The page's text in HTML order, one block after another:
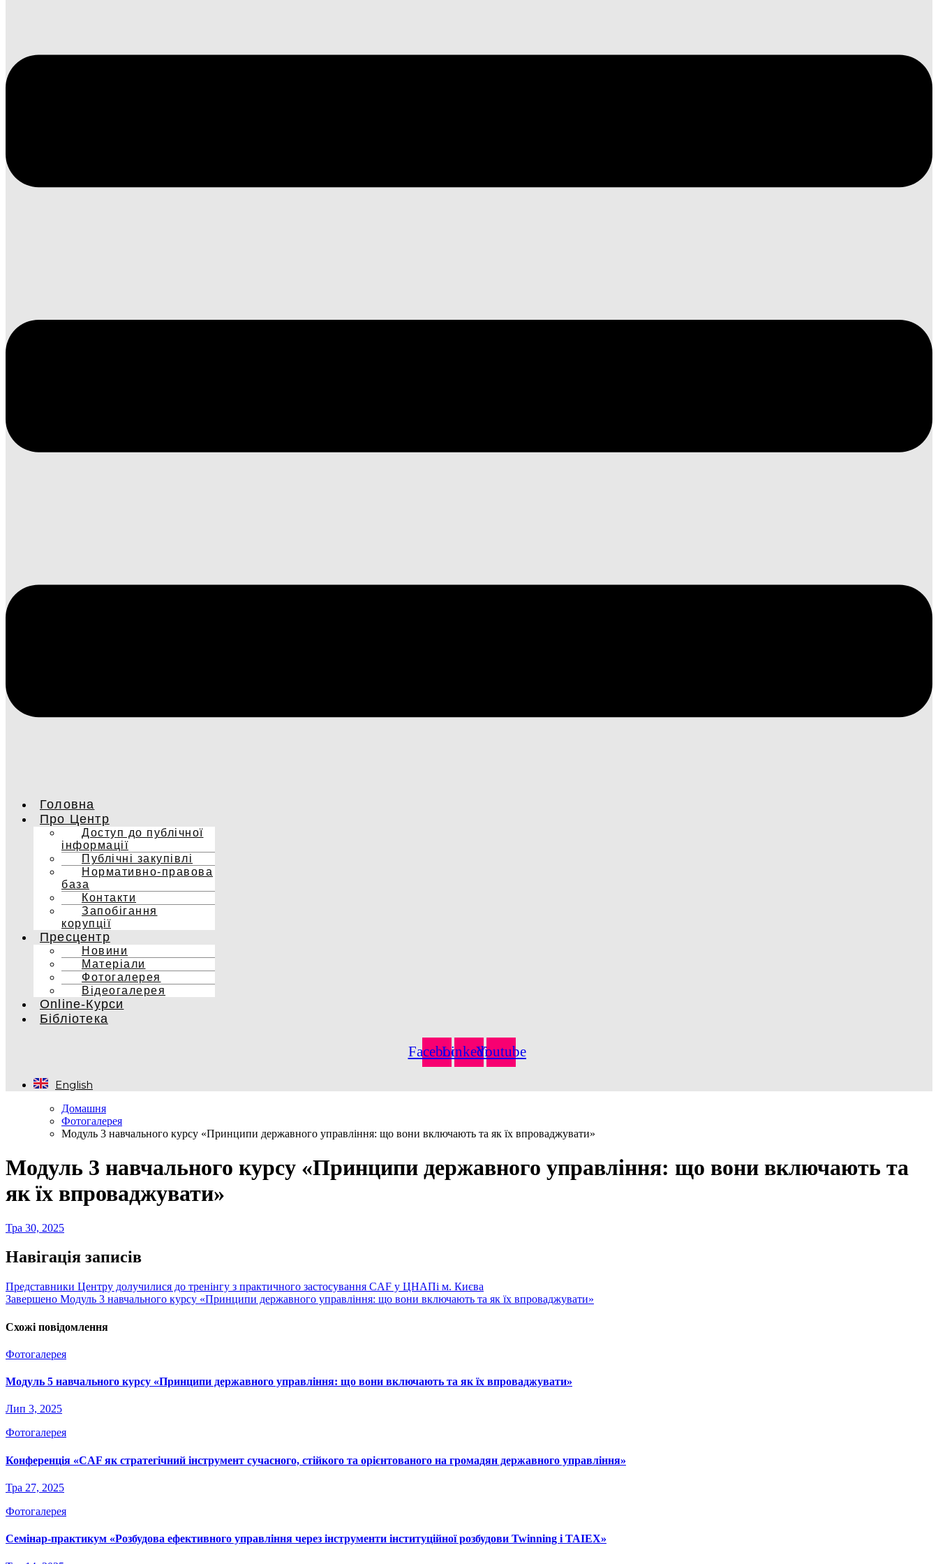
Головна
Про Центр
Доступ до публічної
інформації
Публічні закупівлі
Нормативно-правова
база
Контакти
Запобігання
корупції
Пресцентр
Новини
Матеріали
Фотогалерея
Відеогалерея
Online-Курси
Бібліотека
FacebookLinkedinYoutube
English
Домашня
Фотогалерея
Модуль 3 навчального курсу «Принципи державного управління: що вони включають та як їх впроваджувати»
Модуль 3 навчального курсу «Принципи державного управління: що вони включають та
як їх впроваджувати»
Тра 30, 2025
Навігація записів
Представники Центру долучилися до тренінгу з практичного застосування CAF у ЦНАПі м. Києва
Завершено Модуль 3 навчального курсу «Принципи державного управління: що вони включають та як їх впроваджувати»
Схожі повідомлення
Фотогалерея
Модуль 5 навчального курсу «Принципи державного управління: що вони включають та як їх впроваджувати»
Лип 3, 2025
Фотогалерея
Конференція «CAF як стратегічний інструмент сучасного, стійкого та орієнтованого на громадян державного управління»
Тра 27, 2025
Фотогалерея
Семінар-практикум «Розбудова ефективного управління через інструменти інституційної розбудови Twinning і TAIEX»